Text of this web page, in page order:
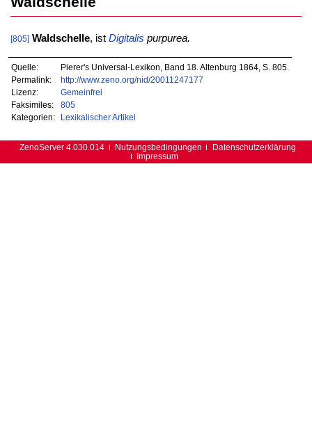
[805] Waldschelle, ist Digitalis purpurea.
Quelle:
Pierer's Universal-Lexikon, Band 18. Altenburg 1864, S. 805.
Permalink:
http://www.zeno.org/nid/20011247177
Lizenz:
Gemeinfrei
Faksimiles:
805
Kategorien:
Lexikalischer Artikel
ZenoServer 4.030.014 Nutzungsbedingungen
Datenschutzerklärung
Impressum